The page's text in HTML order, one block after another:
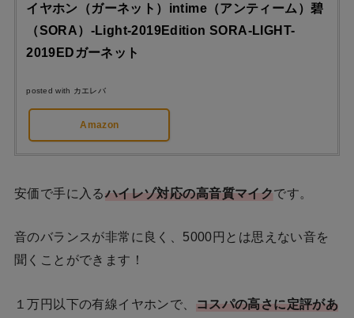
イヤホン（ガーネット）intime（アンティーム）碧
（SORA）-Light-2019Edition SORA-LIGHT-
2019EDガーネット
posted with カエレバ
Amazon
安価で手に入るハイレゾ対応の高音質マイクです。
音のバランスが非常に良く、5000円とは思えない音を
聞くことができます！
１万円以下の有線イヤホンで、
コスパの高さに定評があ